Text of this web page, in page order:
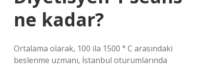
ne kadar?
Ortalama olarak, 100 ila 1500 ° C arasındaki
beslenme uzmanı, İstanbul oturumlarında